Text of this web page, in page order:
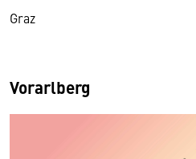
Graz
Vorarlberg